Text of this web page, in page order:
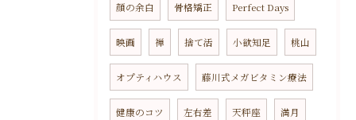
顔の余白 骨格矯正 Perfect Days
映画 禅 捨て活 小欲知足 桃山
オプティハウス 藤川式メガビタミン療法
健康のコツ 左右差 天秤座 満月